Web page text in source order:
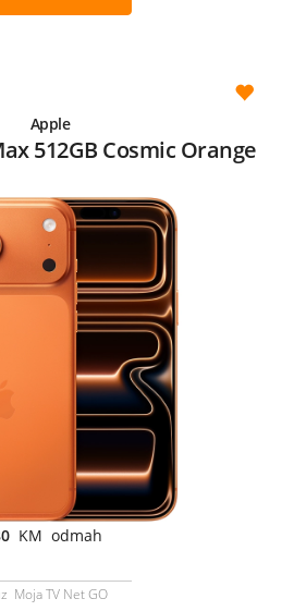
Apple
512GB Cosmic Orange
KM odmah
Moja TV Net GO